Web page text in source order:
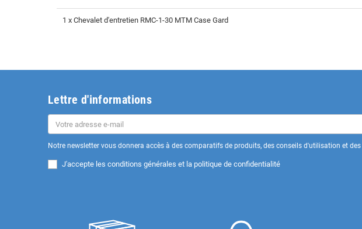
1 x Chevalet d'entretien RMC-1-30 MTM Case Gard
Lettre d'informations
Notre newsletter vous donnera accès à des comparatifs de produits, des conseils d'utilisation et
J'accepte les conditions générales et la politique de confidentialité